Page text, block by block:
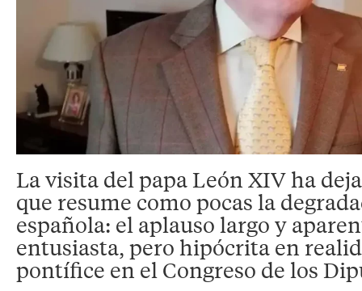
La visita del papa León XIV ha
que resume como pocas la
española: el aplauso largo y
entusiasta, pero hipócrita en
pontífice en el Congreso de los